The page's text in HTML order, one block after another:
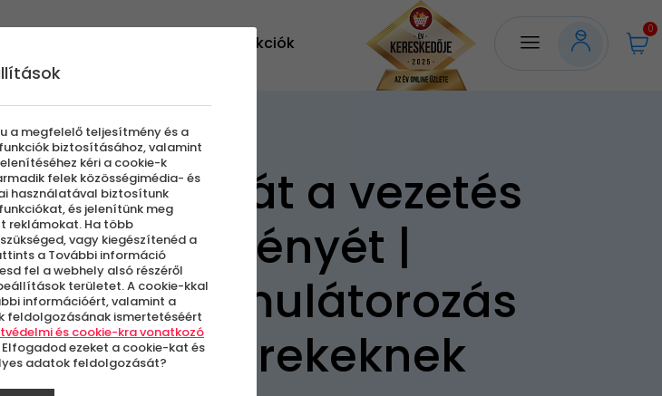
Akciók
0
Éld át a vezetés
élményét |
Szimulátorozás
Gyerekeknek
a megfelelő teljesítmény és a
biztosításához, valamint
kéri a cookie-k
felek közösségimédia- és
használatával biztosítunk
és jelenítünk meg
reklámokat. Ha több
vagy kiegészítenéd a
a További információ
fel a webhely alsó részéről
területet. A cookie-kkal
információért, valamint a
feldolgozásának ismertetéséért
és cookie-kra vonatkozó
Elfogadod ezeket a cookie-kat és
adatok feldolgozását?